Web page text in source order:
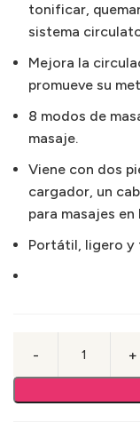
tonificar,
sistema
Mejora la
promueve su
8 modos de
masaje.
Viene con dos
cargador, un
para masajes en
Portátil, ligero y